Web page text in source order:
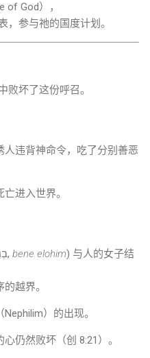
of God），
，参与祂的国度计划。
败坏了这份呼召。
违背神命令，吃了分别善恶
进入世界。
「神的儿子们」(בְנֵי הָאֱלֹהִים, bene elohim) 与人的女子结
越界。
）的出现。
仍然败坏（创 8:21）。